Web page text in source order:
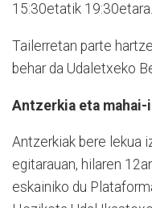
15:30etatik 19:30etara.
Tailerretan parte
behar da Udaletxeko
Antzerkia eta mahai-
Antzerkiak bere lekua
egitarauan, hilaren
eskainiko du